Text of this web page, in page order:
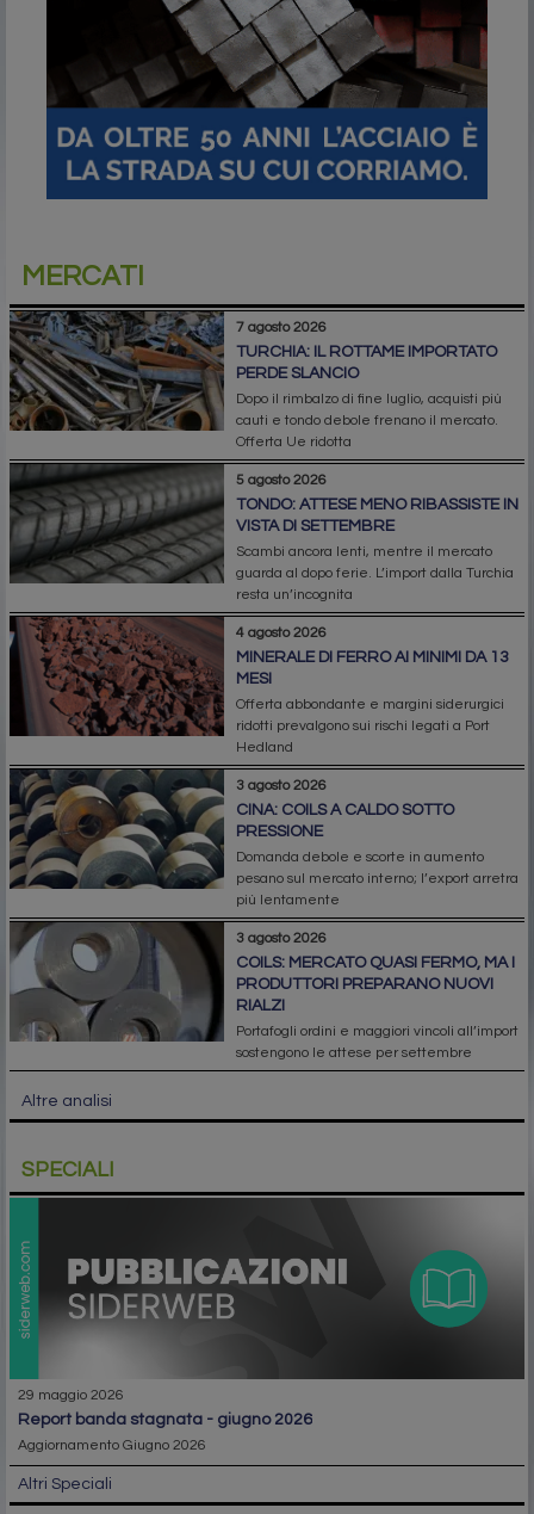
MERCATI
7 agosto 2026
TURCHIA: IL ROTTAME IMPORTATO
PERDE SLANCIO
Dopo il rimbalzo di fine luglio, acquisti più
cauti e tondo debole frenano il mercato.
Offerta Ue ridotta
5 agosto 2026
TONDO: ATTESE MENO RIBASSISTE IN
VISTA DI SETTEMBRE
Scambi ancora lenti, mentre il mercato
guarda al dopo ferie. L’import dalla Turchia
resta un’incognita
4 agosto 2026
MINERALE DI FERRO AI MINIMI DA 13
MESI
Offerta abbondante e margini siderurgici
ridotti prevalgono sui rischi legati a Port
Hedland
3 agosto 2026
CINA: COILS A CALDO SOTTO
PRESSIONE
Domanda debole e scorte in aumento
pesano sul mercato interno; l’export arretra
più lentamente
3 agosto 2026
COILS: MERCATO QUASI FERMO, MA I
PRODUTTORI PREPARANO NUOVI
RIALZI
Portafogli ordini e maggiori vincoli all’import
sostengono le attese per settembre
Altre analisi
SPECIALI
29 maggio 2026
report banda stagnata - giugno 2026
Aggiornamento Giugno 2026
Altri Speciali